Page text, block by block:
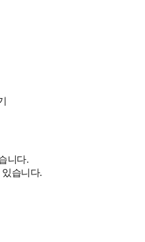
니다.
습니다.